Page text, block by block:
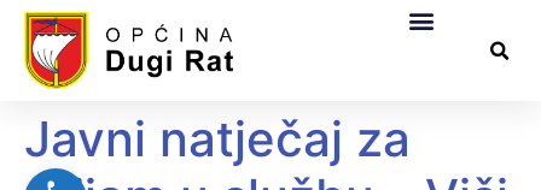
Javni natječaj za
Open toolbar